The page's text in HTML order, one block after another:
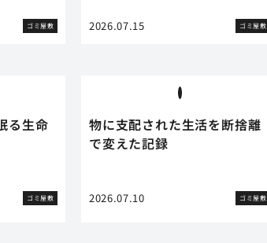
ゴミ屋敷 2026.07.15 ゴミ屋敷
る生命
ゴミ屋敷
物に支配された生活を断捨離
で変えた記録
2026.07.10 ゴミ屋敷